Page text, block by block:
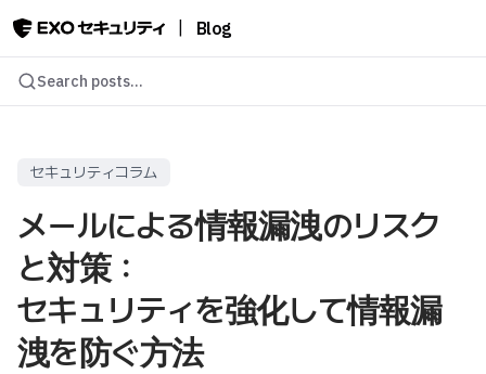
Blog
Search posts...
セキュリティコラム
メールによる情報漏洩のリスク
と対策：
セキュリティを強化して情報漏
洩を防ぐ方法